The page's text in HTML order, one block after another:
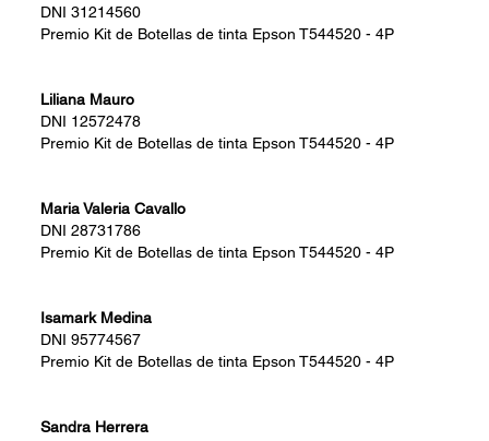
DNI 31214560
Premio Kit de Botellas de tinta Epson T544520 - 4P
Liliana Mauro
DNI 12572478
Premio Kit de Botellas de tinta Epson T544520 - 4P
Maria Valeria Cavallo
DNI 28731786
Premio Kit de Botellas de tinta Epson T544520 - 4P
Isamark Medina
DNI 95774567
Premio Kit de Botellas de tinta Epson T544520 - 4P
Sandra Herrera